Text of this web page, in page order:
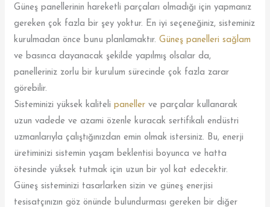
Güneş panellerinin hareketli parçaları olmadığı için yapmanız
gereken çok fazla bir şey yoktur. En iyi seçeneğiniz, sisteminiz
kurulmadan önce bunu planlamaktır.Güneş panelleri sağlam
ve basınca dayanacak şekilde yapılmış olsalar da,
panelleriniz zorlu bir kurulum sürecinde çok fazla zarar
görebilir.
Sisteminizi yüksek kalitelipaneller ve parçalar kullanarak
uzun vadede ve azami özenle kuracak sertifikalı endüstri
uzmanlarıyla çalıştığınızdan emin olmak istersiniz. Bu, enerji
üretiminizi sistemin yaşam beklentisi boyunca ve hatta
ötesinde yüksek tutmak için uzun bir yol kat edecektir.
Güneş sisteminizi tasarlarken sizin ve güneş enerjisi
tesisatçınızın göz önünde bulundurması gereken bir diğer